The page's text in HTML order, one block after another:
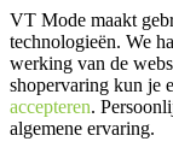
VT Mode maakt
technologieën. We
werking van de
shopervaring kun je
accepteren.
algemene ervaring.